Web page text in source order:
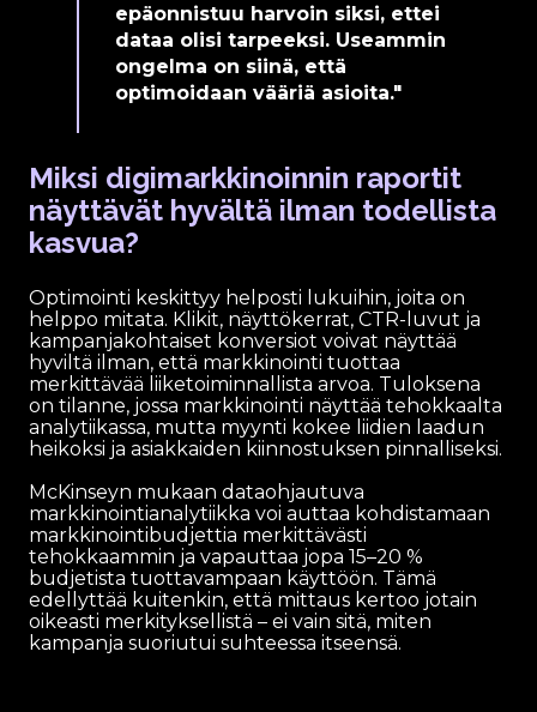
epäonnistuu harvoin siksi, ettei
dataa olisi tarpeeksi. Useammin
ongelma on siinä, että
optimoidaan vääriä asioita."
Miksi digimarkkinoinnin raportit
näyttävät hyvältä ilman todellista
kasvua?
Optimointi keskittyy helposti lukuihin, joita on
helppo mitata. Klikit, näyttökerrat, CTR-luvut ja
kampanjakohtaiset konversiot voivat näyttää
hyviltä ilman, että markkinointi tuottaa
merkittävää liiketoiminnallista arvoa. Tuloksena
on tilanne, jossa markkinointi näyttää tehokkaalta
analytiikassa, mutta myynti kokee liidien laadun
heikoksi ja asiakkaiden kiinnostuksen pinnalliseksi.
McKinseyn mukaan dataohjautuva
markkinointianalytiikka voi auttaa kohdistamaan
markkinointibudjettia merkittävästi
tehokkaammin ja vapauttaa jopa 15–20 %
budjetista tuottavampaan käyttöön. Tämä
edellyttää kuitenkin, että mittaus kertoo jotain
oikeasti merkityksellistä – ei vain sitä, miten
kampanja suoriutui suhteessa itseensä.